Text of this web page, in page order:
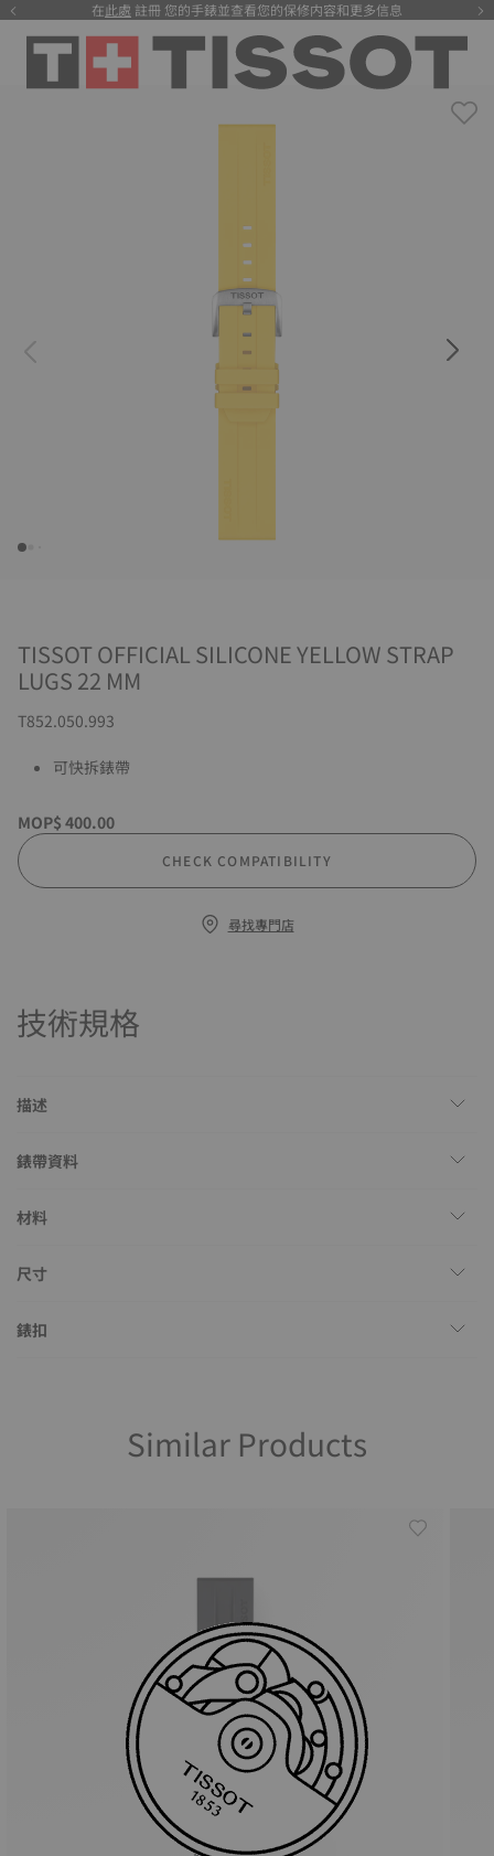
在此處 註冊 您的手錶並查看您的保修内容和更多信息
注册
TISSOT OFFICIAL SILICONE YELLOW STRAP
LUGS 22 MM
T852.050.993
可快拆錶帶
MOP$ 400.00
CHECK COMPATIBILITY
尋找專門店
技術規格
描述
錶帶資料
材料
尺寸
錶扣
Similar Products